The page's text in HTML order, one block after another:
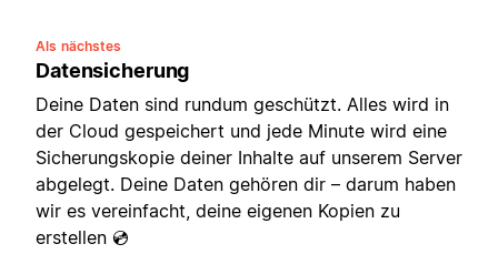
Als nächstes
Datensicherung
Deine Daten sind rundum geschützt. Alles wird in
der Cloud gespeichert und jede Minute wird eine
Sicherungskopie deiner Inhalte auf unserem Server
abgelegt. Deine Daten gehören dir – darum haben
wir es vereinfacht, deine eigenen Kopien zu
erstellen 💿